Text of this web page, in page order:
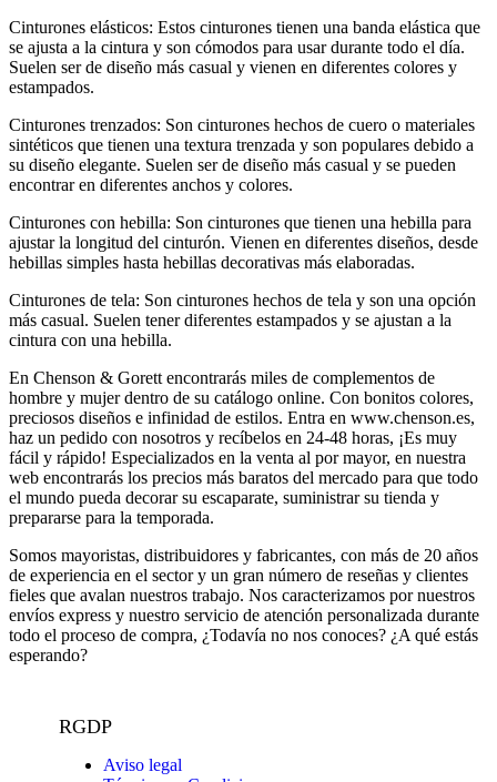
Cinturones elásticos: Estos cinturones tienen una banda elástica que
se ajusta a la cintura y son cómodos para usar durante todo el día.
Suelen ser de diseño más casual y vienen en diferentes colores y
estampados.
Cinturones trenzados: Son cinturones hechos de cuero o materiales
sintéticos que tienen una textura trenzada y son populares debido a
su diseño elegante. Suelen ser de diseño más casual y se pueden
encontrar en diferentes anchos y colores.
Cinturones con hebilla: Son cinturones que tienen una hebilla para
ajustar la longitud del cinturón. Vienen en diferentes diseños, desde
hebillas simples hasta hebillas decorativas más elaboradas.
Cinturones de tela: Son cinturones hechos de tela y son una opción
más casual. Suelen tener diferentes estampados y se ajustan a la
cintura con una hebilla.
En Chenson & Gorett encontrarás miles de complementos de
hombre y mujer dentro de su catálogo online. Con bonitos colores,
preciosos diseños e infinidad de estilos. Entra en www.chenson.es,
haz un pedido con nosotros y recíbelos en 24-48 horas, ¡Es muy
fácil y rápido! Especializados en la venta al por mayor, en nuestra
web encontrarás los precios más baratos del mercado para que todo
el mundo pueda decorar su escaparate, suministrar su tienda y
prepararse para la temporada.
Somos mayoristas, distribuidores y fabricantes, con más de 20 años
de experiencia en el sector y un gran número de reseñas y clientes
fieles que avalan nuestros trabajo. Nos caracterizamos por nuestros
envíos express y nuestro servicio de atención personalizada durante
todo el proceso de compra, ¿Todavía no nos conoces? ¿A qué estás
esperando?
RGDP
Aviso legal